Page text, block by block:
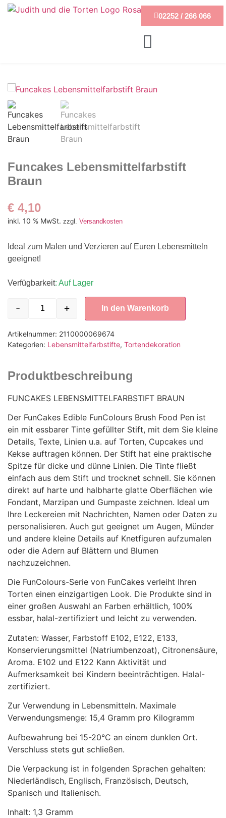
02252 / 266 066
Funcakes Lebensmittelfarbstift
Braun
€ 4,10
inkl. 10 % MwSt. zzgl. Versandkosten
Ideal zum Malen und Verzieren auf Euren Lebensmitteln
geeignet!
Verfügbarkeit: Auf Lager
- + In den Warenkorb
Artikelnummer: 2110000069674
Kategorien: Lebensmittelfarbstifte, Tortendekoration
Produktbeschreibung
FUNCAKES LEBENSMITTELFARBSTIFT BRAUN
Der FunCakes Edible FunColours Brush Food Pen ist
ein mit essbarer Tinte gefüllter Stift, mit dem Sie kleine
Details, Texte, Linien u.a. auf Torten, Cupcakes und
Kekse auftragen können. Der Stift hat eine praktische
Spitze für dicke und dünne Linien. Die Tinte fließt
einfach aus dem Stift und trocknet schnell. Sie können
direkt auf harte und halbharte glatte Oberflächen wie
Fondant, Marzipan und Gumpaste zeichnen. Ideal um
Ihre Leckereien mit Nachrichten, Namen oder Daten zu
personalisieren. Auch gut geeignet um Augen, Münder
und andere kleine Details auf Knetfiguren aufzumalen
oder die Adern auf Blättern und Blumen
nachzuzeichnen.
Die FunColours-Serie von FunCakes verleiht Ihren
Torten einen einzigartigen Look. Die Produkte sind in
einer großen Auswahl an Farben erhältlich, 100%
essbar, halal-zertifiziert und leicht zu verwenden.
Zutaten: Wasser, Farbstoff E102, E122, E133,
Konservierungsmittel (Natriumbenzoat), Citronensäure,
Aroma. E102 und E122 Kann Aktivität und
Aufmerksamkeit bei Kindern beeinträchtigen. Halal-
zertifiziert.
Zur Verwendung in Lebensmitteln. Maximale
Verwendungsmenge: 15,4 Gramm pro Kilogramm
Aufbewahrung bei 15-20°C an einem dunklen Ort.
Verschluss stets gut schließen.
Die Verpackung ist in folgenden Sprachen gehalten:
Niederländisch, Englisch, Französisch, Deutsch,
Spanisch und Italienisch.
Inhalt: 1,3 Gramm